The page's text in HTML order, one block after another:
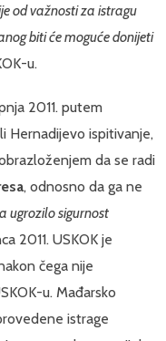
od važnosti za istragu
biti će moguće donijeti
u.
2011. putem
Hernadijevo ispitivanje,
da se radi
, odnosno da ga ne
ugrozilo sigurnost
2011. USKOK je
čega nije
u. Mađarsko
istrage